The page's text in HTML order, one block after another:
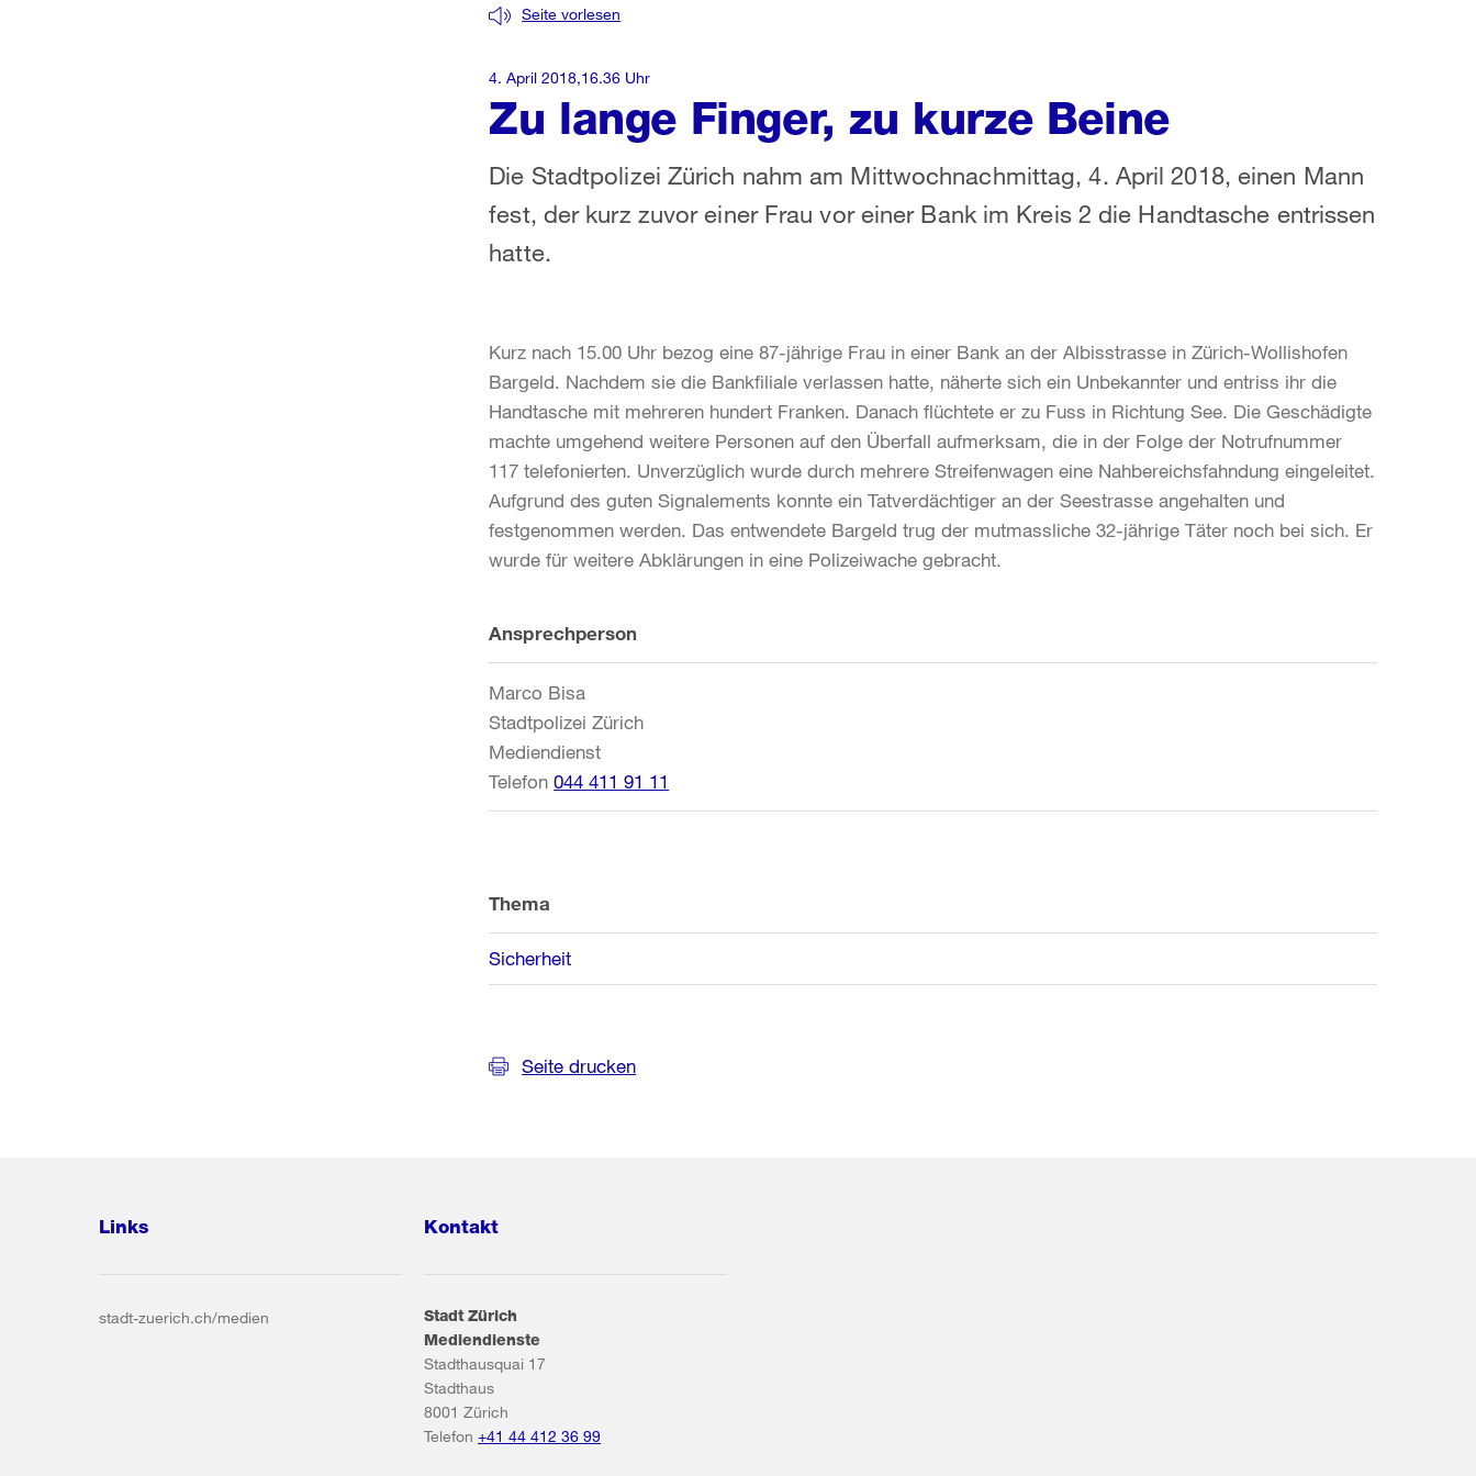
Zu lange Finger, zu kurze Beine
Seite vorlesen
Die Stadtpolizei Zürich nahm am Mittwochnachmittag, 4. April 2018, einen Mann
fest, der kurz zuvor einer Frau vor einer Bank im Kreis 2 die Handtasche entrissen
hatte.
4. April 2018,16.36 Uhr
Kurz nach 15.00 Uhr bezog eine 87-jährige Frau in einer Bank an der Albisstrasse in Zürich-Wollishofen
Bargeld. Nachdem sie die Bankfiliale verlassen hatte, näherte sich ein Unbekannter und entriss ihr die
Handtasche mit mehreren hundert Franken. Danach flüchtete er zu Fuss in Richtung See. Die Geschädigte
machte umgehend weitere Personen auf den Überfall aufmerksam, die in der Folge der Notrufnummer
117 telefonierten. Unverzüglich wurde durch mehrere Streifenwagen eine Nahbereichsfahndung eingeleitet.
Aufgrund des guten Signalements konnte ein Tatverdächtiger an der Seestrasse angehalten und
festgenommen werden. Das entwendete Bargeld trug der mutmassliche 32-jährige Täter noch bei sich. Er
wurde für weitere Abklärungen in eine Polizeiwache gebracht.
Weitere
Informationen
Ansprechperson
Marco Bisa
Stadtpolizei Zürich
Mediendienst
Telefon 044 411 91 11
Thema
Sicherheit
Seite drucken
Links
stadt-zuerich.ch/medien
Kontakt
Stadt Zürich
Mediendienste
Stadthausquai 17
Stadthaus
8001 Zürich
Telefon +41 44 412 36 99